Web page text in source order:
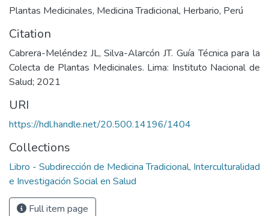
Plantas Medicinales, Medicina Tradicional, Herbario, Perú
Citation
Cabrera-Meléndez JL, Silva-Alarcón JT. Guía Técnica para la
Colecta de Plantas Medicinales. Lima: Instituto Nacional de
Salud; 2021
URI
https://hdl.handle.net/20.500.14196/1404
Collections
Libro - Subdirección de Medicina Tradicional, Interculturalidad
e Investigación Social en Salud
Full item page